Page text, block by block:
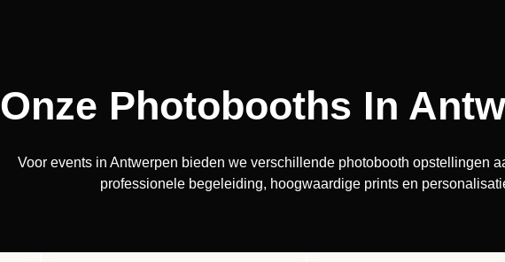
Onze Photobooths In
Voor events in Antwerpen bieden we verschillende photobooth opstellingen
professionele begeleiding, hoogwaardige prints en